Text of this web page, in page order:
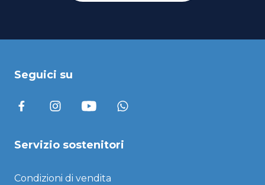
Seguici su
Servizio sostenitori
Condizioni di vendita